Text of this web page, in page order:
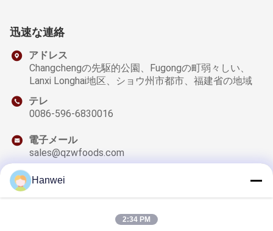
迅速な連絡
アドレス
Changchengの先駆的公園、Fugongの町弱々しい、
Lanxi Longhai地区、ショウ州市都市、福建省の地域
テレ
0086-596-6830016
電子メール
sales@qzwfoods.com
私たちのニュースレター
Hanwei
2:34 PM